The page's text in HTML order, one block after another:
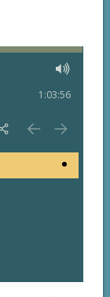
1:03:56